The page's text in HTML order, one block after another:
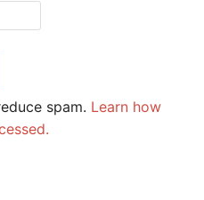
spam. Learn how